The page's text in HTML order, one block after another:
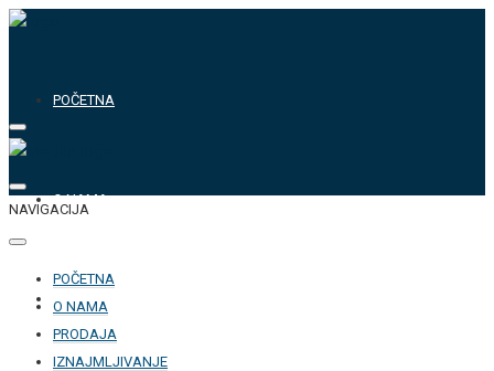
POČETNA
O NAMA
PRODAJA
NAVIGACIJA
POČETNA
O NAMA
PRODAJA
IZNAJMLJIVANJE